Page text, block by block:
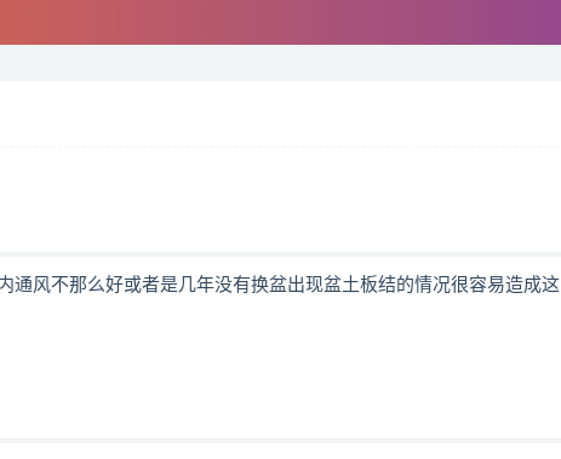
风不那么好或者是几年没有换盆出现盆土板结的情况很容易造成这